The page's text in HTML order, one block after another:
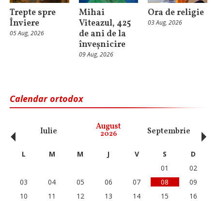
Trepte spre
Înviere
05 Aug, 2026
Mihai
Viteazul, 425
de ani de la
înveșnicire
09 Aug, 2026
Ora de religie
03 Aug, 2026
Calendar ortodox
Iulie August
2026 Septembrie
‹ L M M J V S
D
01
02
03
04 05 06 07 08
09
10
11 12 13 14 15 16